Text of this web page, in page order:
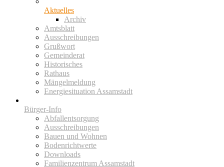
Aktuelles
Archiv
Amtsblatt
Ausschreibungen
Grußwort
Gemeinderat
Historisches
Rathaus
Mängelmeldung
Energiesituation Assamstadt
Bürger-Info
Abfallentsorgung
Ausschreibungen
Bauen und Wohnen
Bodenrichtwerte
Downloads
Familienzentrum Assamstadt